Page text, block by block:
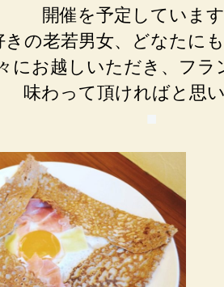
開催を予定していま
きの老若男女、どなたに
にお越しいただき、フラ
味わって頂ければと思
■